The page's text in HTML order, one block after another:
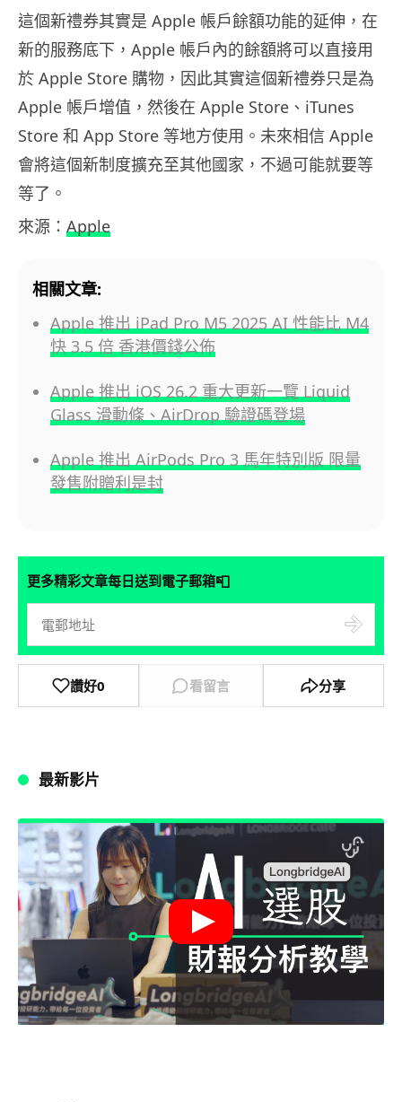
這個新禮券其實是 Apple 帳戶餘額功能的延伸，在
新的服務底下，Apple 帳戶內的餘額將可以直接用
於 Apple Store 購物，因此其實這個新禮券只是為
Apple 帳戶增值，然後在 Apple Store、iTunes
Store 和 App Store 等地方使用。未來相信 Apple
會將這個新制度擴充至其他國家，不過可能就要等
等了。
來源： Apple
相關文章:
Apple 推出 iPad Pro M5 2025 AI 性能比 M4
快 3.5 倍 香港價錢公佈
Apple 推出 iOS 26.2 重大更新一覽 Liquid
Glass 滑動條、AirDrop 驗證碼登場
Apple 推出 AirPods Pro 3 馬年特別版 限量
發售附贈利是封
更多精彩文章每日送到電子郵箱📮
讚好0 看留言 分享
最新影片